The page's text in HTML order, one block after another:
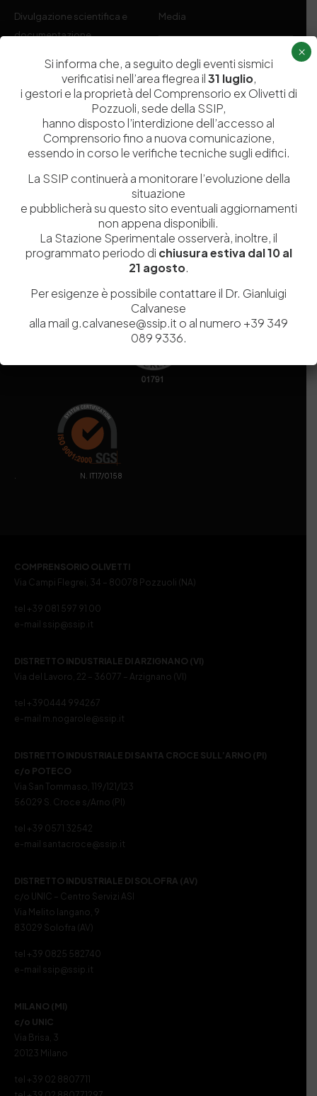
Divulgazione scientifica e
documentazione
Contribuenti
Media
Amministrazione Trasparente
Codice fiscale e Partita Iva07936981211
Iscrizione REA
NA 920756
Codice di iscrizione all’Anagrafe Nazionale delle Ricerche del
MIUR 000290_EIRI
Euro9.690.240,00
stazionesperimentaleindustriapelli@legalmail.it
Sede legaleVia Campi Flegrei, 34 – 80078 Pozzuoli (NA) – Tel. +39
. N. IT17/0158
COMPRENSORIO OLIVETTI
Via Campi Flegrei, 34 – 80078 Pozzuoli (NA)
tel +39 081 597 91 00
e-mail ssip@ssip.it
DISTRETTO INDUSTRIALE DI ARZIGNANO (VI)
Via del Lavoro, 22 – 36077 – Arzignano (VI)
tel +390444 994267
e-mail m.nogarole@ssip.it
DISTRETTO INDUSTRIALE DI SANTA CROCE SULL’ARNO (PI)
c/o POTECO
Via San Tommaso, 119/121/123
56029 S. Croce s/Arno (PI)
tel +39 0571 32542
e-mail santacroce@ssip.it
DISTRETTO INDUSTRIALE DI SOLOFRA (AV)
c/o UNIC – Centro Servizi ASI
Via Melito Iangano, 9
83029 Solofra (AV)
tel +39 0825 582740
e-mail ssip@ssip.it
MILANO (MI)
c/o UNIC
Via Brisa, 3
20123 Milano
tel +39 02 8807711
Si informa che, a seguito degli eventi sismici
verificatisi nell’area flegrea il31 luglio,
i gestori e la proprietà del Comprensorio ex Olivetti di
Pozzuoli, sede della SSIP,
hanno disposto l’interdizione dell’accesso al
Comprensorio fino a nuova comunicazione,
essendo in corso le verifiche tecniche sugli edifici.
La SSIP continuerà a monitorare l’evoluzione della
situazione
e pubblicherà su questo sito eventuali aggiornamenti
non appena disponibili.
La Stazione Sperimentale osserverà, inoltre, il
programmato periodo di chiusura estiva dal 10 al
21 agosto.
Per esigenze è possibile contattare il Dr. Gianluigi
Calvanese
alla mail g.calvanese@ssip.it o al numero +39 349
089 9336.
×